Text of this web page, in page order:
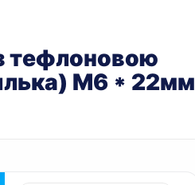
тефлоновою
M6 * 22мм